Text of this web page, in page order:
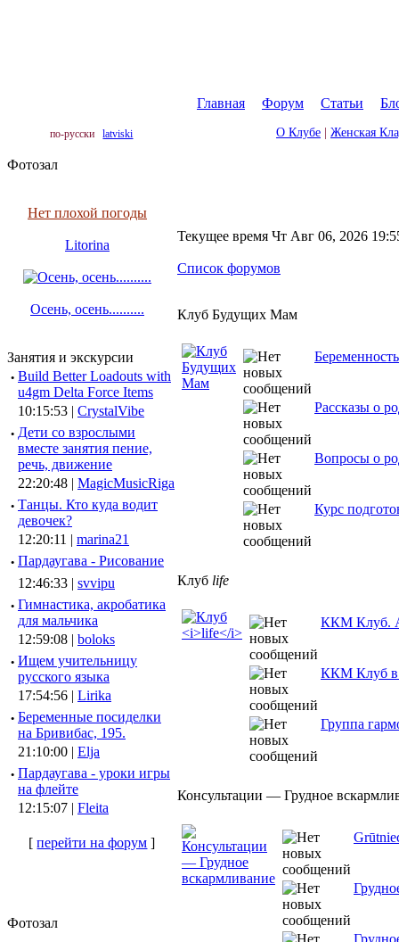
Главная Форум Статьи
по-русски latviski О Клубе Женская
Фотозал
Нет плохой погоды
Litorina
Осень, осень..........
Занятия и экскурсии
· Build Better Loadouts with
u4gm Delta Force Items
10:15:53 | CrystalVibe
· Дети со взрослыми
вместе занятия пение,
речь, движение
22:20:48 | MagicMusicRiga
· Танцы. Кто куда водит
девочек?
12:20:11 | marina21
· Пардаугава - Рисование
12:46:33 | svvipu
· Гимнастика, акробатика
для мальчика
12:59:08 | boloks
· Ищем учительницу
русского языка
17:54:56 | Lirika
· Беременные посиделки
на Бривибас, 195.
21:10:00 | Elja
· Пардаугава - уроки игры
на флейте
12:15:07 | Fleita
[перейти на форум ]
Фотозал
Текущее время Чт Авг 06, 2026
Список форумов
Клуб Будущих Мам
Рассказы о
Вопросы о
Курс
Клуб life
ККМ Клуб.
ККМ Клуб в
Группа
Консультации — Грудное